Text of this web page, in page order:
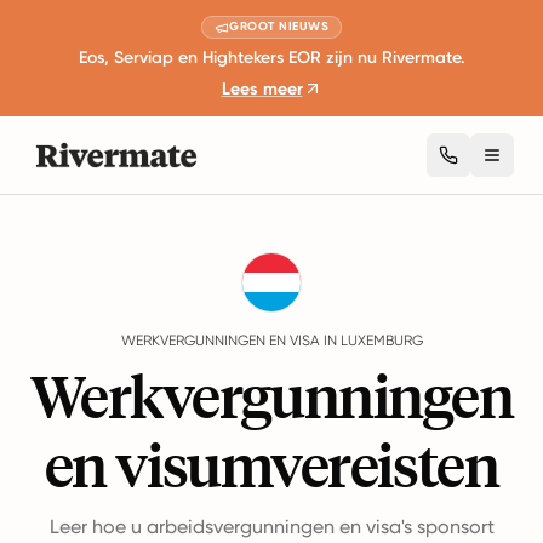
GROOT NIEUWS
Eos, Serviap en Hightekers EOR zijn nu Rivermate.
Lees meer
WERKVERGUNNINGEN EN VISA IN LUXEMBURG
Werkvergunningen
en visumvereisten
Leer hoe u arbeidsvergunningen en visa's sponsort